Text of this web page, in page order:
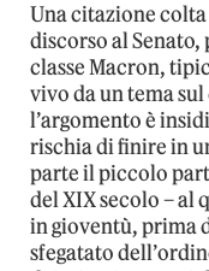
Una citazione
discorso al
classe Macron,
vivo da un tema
l’argomento è
rischia di finire in
parte il piccolo
del XIX secolo – al
in gioventù, prima
sfegatato